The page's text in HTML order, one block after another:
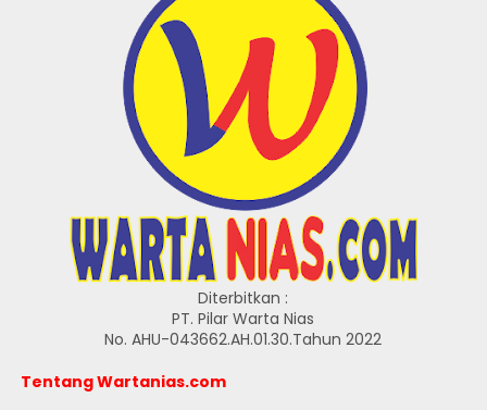
Diterbitkan :
PT. Pilar Warta Nias
No. AHU-043662.AH.01.30.Tahun 2022
Tentang Wartanias.com